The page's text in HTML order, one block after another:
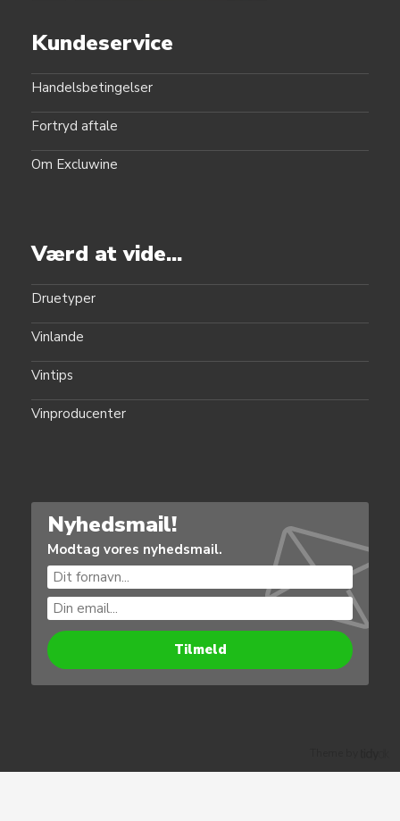
Kundeservice
Handelsbetingelser
Fortryd aftale
Om Excluwine
Værd at vide...
Druetyper
Vinlande
Vintips
Vinproducenter
Nyhedsmail!
Modtag vores nyhedsmail.